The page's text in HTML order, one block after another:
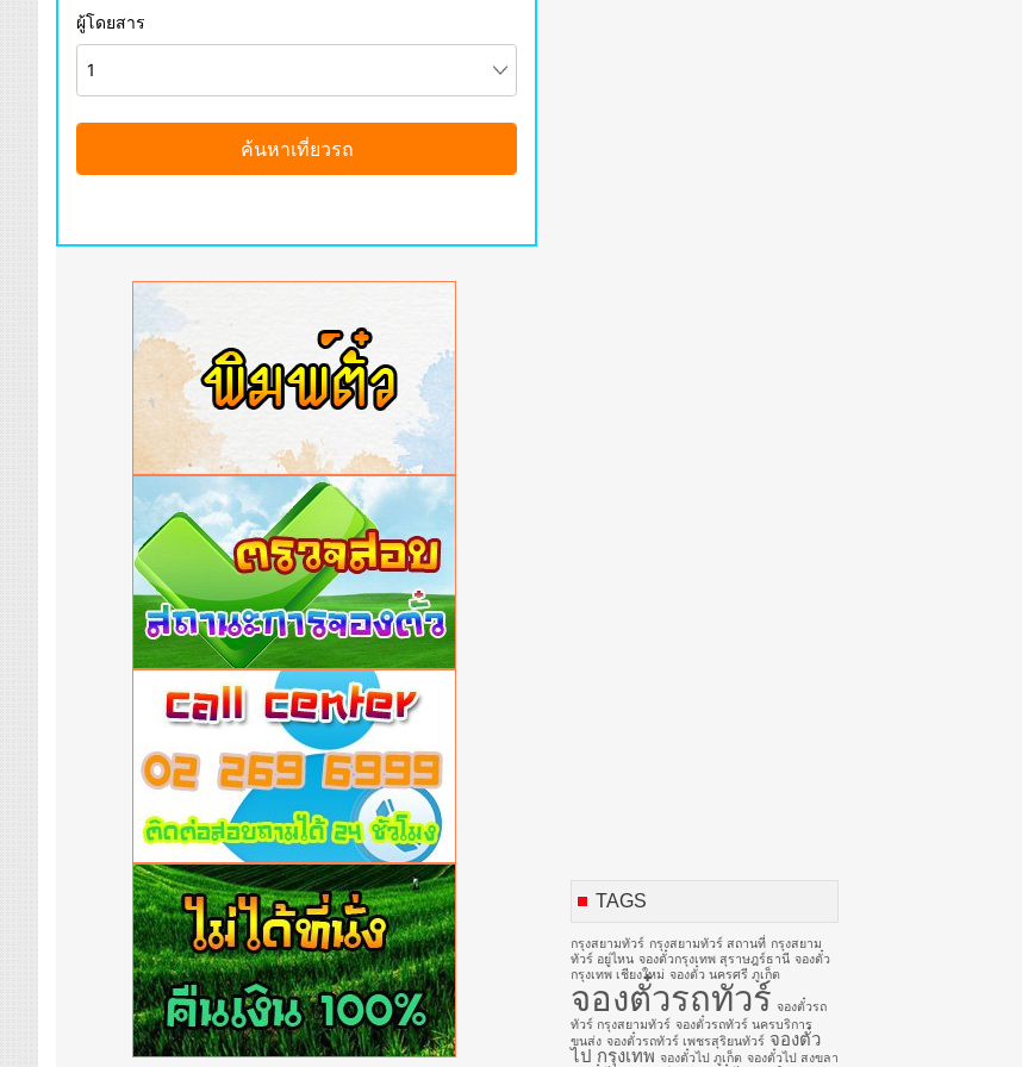
TAGS
กรุงสยามทัวร์ กรุงสยามทัวร์ สถานที่ กรุงสยาม
ทัวร์ อยู่ไหน จองตั๋วกรุงเทพ สุราษฎร์ธานี จองตั๋ว
กรุงเทพ เชียงใหม่ จองตั๋ว นครศรี ภูเก็ต
จองตั๋วรถทัวร์ จองตั๋วรถ
ทัวร์ กรุงสยามทัวร์ จองตั๋วรถทัวร์ นครบริการ
ขนส่ง จองตั๋วรถทัวร์ เพชรสุริยนทัวร์ จองตั๋ว
ไป กรุงเทพ จองตั๋วไป ภูเก็ต จองตั๋วไป สงขลา